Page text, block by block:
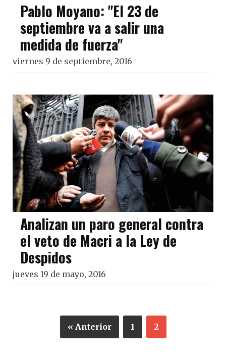
Pablo Moyano: "El 23 de
septiembre va a salir una
medida de fuerza"
viernes 9 de septiembre, 2016
Analizan un paro general contra
el veto de Macri a la Ley de
Despidos
jueves 19 de mayo, 2016
« Anterior 1 2